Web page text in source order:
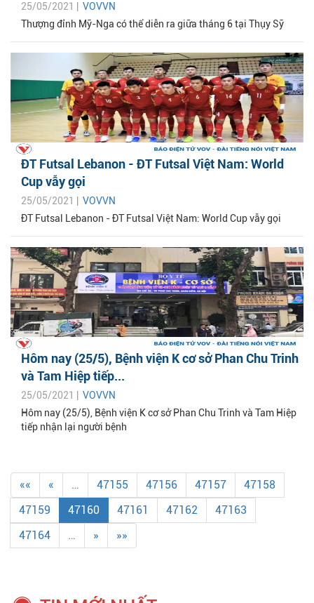
25/05/2021 | VOVVN
Thượng đỉnh Mỹ-Nga có thể diễn ra giữa tháng 6 tại Thụy Sỹ
ĐT Futsal Lebanon - ĐT Futsal Việt Nam: World
Cup vẫy gọi
25/05/2021 | VOVVN
ĐT Futsal Lebanon - ĐT Futsal Việt Nam: World Cup vẫy gọi
Hôm nay (25/5), Bệnh viện K cơ sở Phan Chu Trinh
và Tam Hiệp tiếp...
25/05/2021 | VOVVN
Hôm nay (25/5), Bệnh viện K cơ sở Phan Chu Trinh và Tam Hiệp
tiếp nhận lại người bệnh
«« « … 47155 47156 47157
47158
47159
47160 47161 47162
47163
47164
… » »»